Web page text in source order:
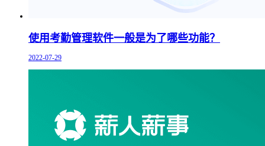
使用考勤管理软件一般是为了哪些功能？
2022-07-29